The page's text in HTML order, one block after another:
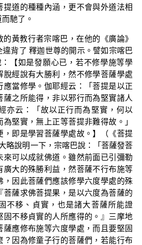
提道的種種內涵，更不會與外道法相
馳了。
黃教行者宗喀巴，在他的《廣論》
違背了 釋迦世尊的開示。譬如宗喀巴
【如是發願心已，若不修學施等學
脫經說有大勝利，然不修學菩薩學處
應當修學。伽耶經云：「菩提是以正
薩之所能得，非以邪行而為堅實諸人
亦云：「故以正行而為堅實，何以
堅實，無上正等菩提非難得故。」
，即是學習菩薩學處故。】（《菩提
略說明一下，宗喀巴說：「菩薩發菩
來可以成就佛道。雖然前面已引彌勒
廣大的殊勝利益，然菩薩不行布施等
，因此菩薩們應該修學六度學處的殊
菩薩求佛菩提果，是以六度為菩薩的
不移、貞實，也是諸大菩薩所能證
固不移貞實的人所應得的。』三摩地
薩應修布施等六度學處，而且要堅固
？因為修童子行的菩薩們，若能行布